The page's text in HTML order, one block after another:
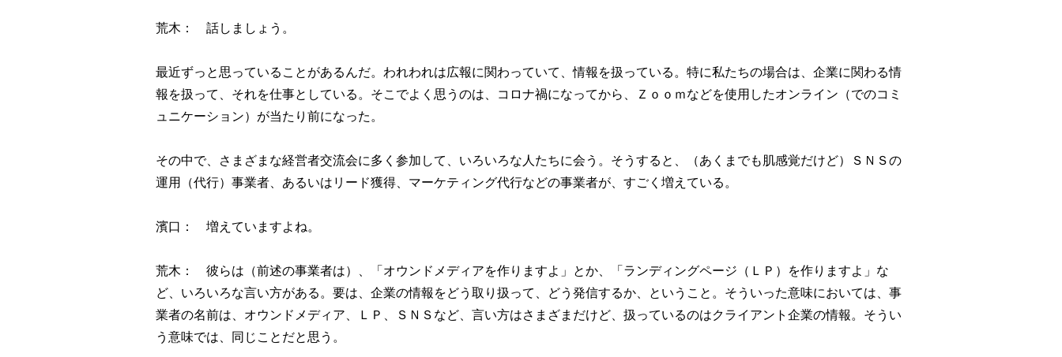
荒木： 話しましょう。
最近ずっと思っていることがあるんだ。われわれは広報に関わっていて、情報を扱っている。特に私たちの場合は、企業に関わる情
報を扱って、それを仕事としている。そこでよく思うのは、コロナ禍になってから、Ｚｏｏｍなどを使用したオンライン（でのコミ
ュニケーション）が当たり前になった。
その中で、さまざまな経営者交流会に多く参加して、いろいろな人たちに会う。そうすると、（あくまでも肌感覚だけど）ＳＮＳの
運用（代行）事業者、あるいはリード獲得、マーケティング代行などの事業者が、すごく増えている。
濱口： 増えていますよね。
荒木： 彼らは（前述の事業者は）、「オウンドメディアを作りますよ」とか、「ランディングページ（ＬＰ）を作りますよ」な
ど、いろいろな言い方がある。要は、企業の情報をどう取り扱って、どう発信するか、ということ。そういった意味においては、事
業者の名前は、オウンドメディア、ＬＰ、ＳＮＳなど、言い方はさまざまだけど、扱っているのはクライアント企業の情報。そうい
う意味では、同じことだと思う。